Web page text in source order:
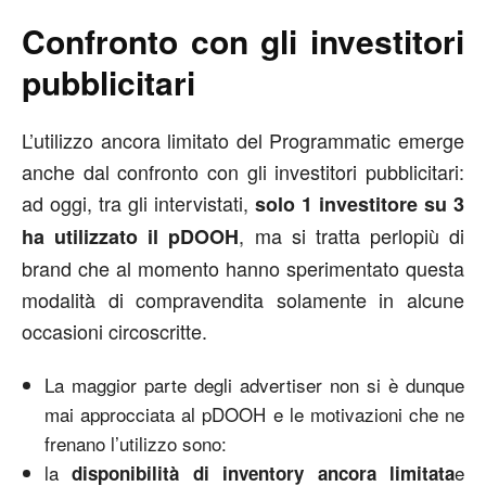
Confronto con gli investitori
pubblicitari
L’utilizzo ancora limitato del Programmatic emerge
anche dal confronto con gli investitori pubblicitari:
ad oggi, tra gli intervistati, solo 1 investitore su 3
ha utilizzato il pDOOH, ma si tratta perlopiù di
brand che al momento hanno sperimentato questa
modalità di compravendita solamente in alcune
occasioni circoscritte.
La maggior parte degli advertiser non si è dunque
mai approcciata al pDOOH e le motivazioni che ne
frenano l’utilizzo sono:
ladisponibilità di inventory ancora limitatae